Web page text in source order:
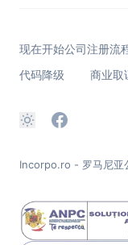
现在开始公司注册流
代码降级
商业取
Incorpo.ro - 罗马尼亚